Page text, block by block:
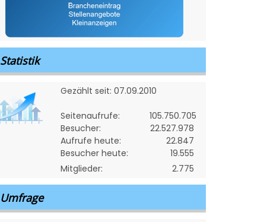
Statistik
Gezählt seit: 07.09.2010
Seitenaufrufe:
105.750.705
Besucher:
22.527.978
Aufrufe heute:
22.847
Besucher heute:
19.555
Mitglieder:
2.775
Umfrage